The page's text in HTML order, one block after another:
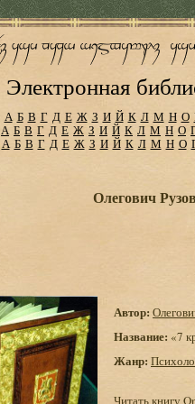
Электронная
А Б В Г Д Е Ж З И Й К Л М Н О
А Б В Г Д Е Ж З И Й К Л М Н О
А Б В Г Д Е Ж З И Й К Л М Н О
Олегович
Автор:
Название: «7
Жанр:
Читать книгу